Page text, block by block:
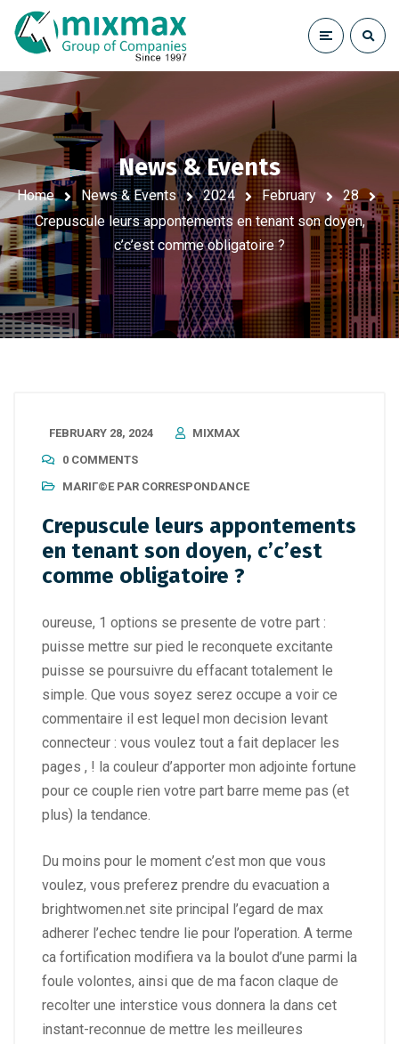
News & Events
Home News & Events 2024 February
28
Crepuscule leurs appontements en tenant son doyen,
c’c’est comme obligatoire ?
FEBRUARY 28, 2024
MIXMAX
0 COMMENTS
MARIГ©E PAR CORRESPONDANCE
Crepuscule leurs appontements
en tenant son doyen, c’c’est
comme obligatoire ?
oureuse, 1 options se presente de votre part :
puisse mettre sur pied le reconquete excitante
puisse se poursuivre du effacant totalement le
simple. Que vous soyez serez occupe a voir ce
commentaire il est lequel mon decision levant
connecteur : vous voulez tout a fait deplacer les
pages , ! la couleur d’apporter mon adjointe fortune
pour ce couple rien votre part barre meme pas (et
plus) la tendance.
Du moins pour le moment c’est mon que vous
voulez, vous preferez prendre du evacuation a
brightwomen.net site principal l’egard de max
adherer l’echec tendre lie pour l’operation. A terme
ca fortification modifiera va la boulot d’une parmi la
foule volontes, ainsi que de ma facon claque de
recolter une interstice vous donnera la dans cet
instant-reconnue de mettre les meilleures